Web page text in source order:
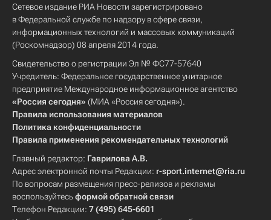
Сетевое издание РИА Новости зарегистрировано
в Федеральной службе по надзору в сфере связи,
информационных технологий и массовых коммуникаций
(Роскомнадзор) 08 апреля 2014 года.
Свидетельство о регистрации Эл № ФС77-57640
Учредитель: Федеральное государственное унитарное
предприятие Международное информационное агентство
«Россия сегодня» (МИА «Россия сегодня»).
Правила использования материалов
Политика конфиденциальности
Правила применения рекомендательных технологий
Главный редактор: Гаврилова А.В.
Адрес электронной почты Редакции: r-sport.internet@ria.ru
По вопросам размещения пресс-релизов и рекламы
воспользуйтесьформой обратной связи
Телефон Редакции: 7 (495) 645-6601